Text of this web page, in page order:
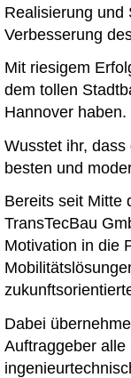
Realisierung und
Verbesserung
Mit riesigem
dem tollen
Hannover haben.
Wusstet ihr,
besten und
Bereits seit Mitte
TransTecBau
Motivation in die
Dabei
Auftraggeber